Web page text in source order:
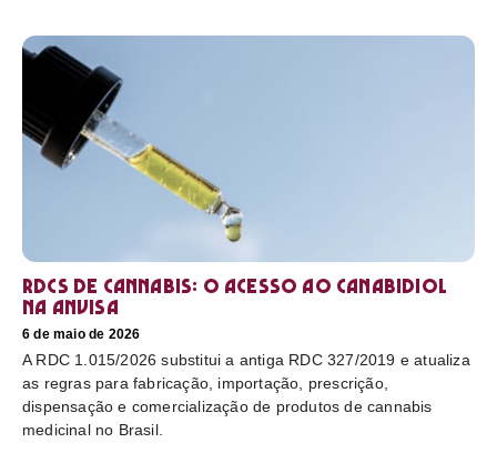
RDCs de cannabis: o acesso ao canabidiol
na Anvisa
6 de maio de 2026
A RDC 1.015/2026 substitui a antiga RDC 327/2019 e atualiza
as regras para fabricação, importação, prescrição,
dispensação e comercialização de produtos de cannabis
medicinal no Brasil.